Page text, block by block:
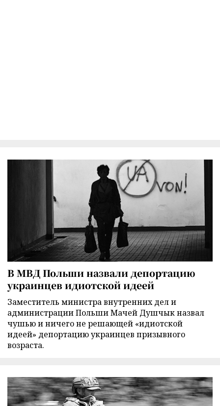
В МВД Польши назвали депортацию
украинцев идиотской идеей
Заместитель министра внутренних дел и
администрации Польши Мачей Душчык назвал
чушью и ничего не решающей «идиотской
идеей» депортацию украинцев призывного
возраста.